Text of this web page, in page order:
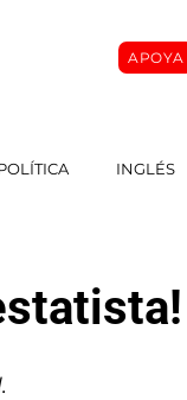
APOYA
INGLÉS